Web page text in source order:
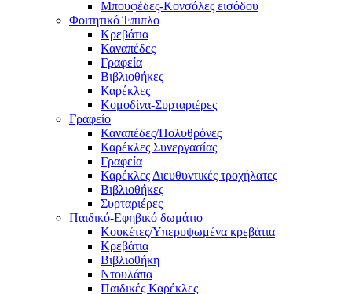
Μπουφέδες-Κονσόλες εισόδου
Φοιτητικό Έπιπλο
Κρεβάτια
Καναπέδες
Γραφεία
Βιβλιοθήκες
Καρέκλες
Κομοδίνα-Συρταριέρες
Γραφείο
Καναπέδες/Πολυθρὀνες
Καρέκλες Συνεργασίας
Γραφεία
Καρέκλες Διευθυντικές τροχήλατες
Βιβλιοθήκες
Συρταριέρες
Παιδικό-Εφηβικό δωμάτιο
Κουκέτες/Υπερυψωμένα κρεβάτια
Κρεβάτια
Βιβλιοθήκη
Ντουλάπα
Παιδικές Καρέκλες